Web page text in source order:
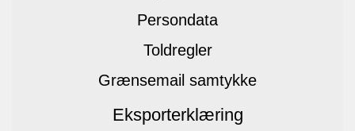
Persondata
Toldregler
Grænsemail samtykke
Eksporterklæring